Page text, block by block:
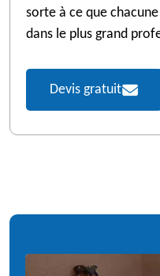
sorte à ce que
dans le plus grand
Devis gratuit